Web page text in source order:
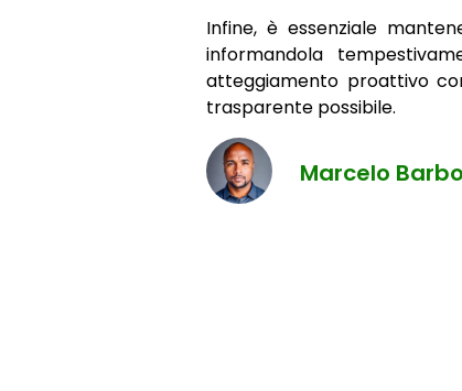
Infine, è essenziale
informandola
atteggiamento proattivo
trasparente possibile.
Marcelo